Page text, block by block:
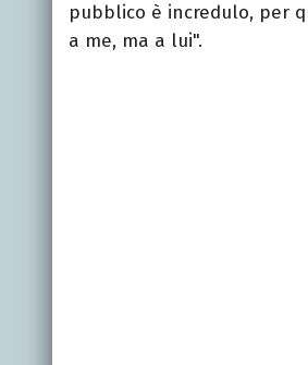
pubblico è incredulo, per
a me, ma a lui".